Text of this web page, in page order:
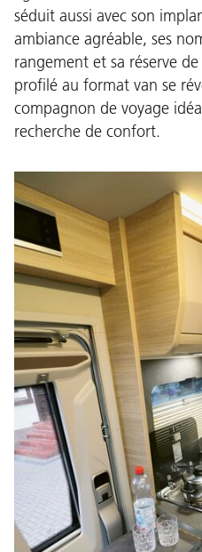
séduit aussi avec son
ambiance agréable, ses
rangement et sa réserve
profilé au format van se
compagnon de voyage
recherche de confort.